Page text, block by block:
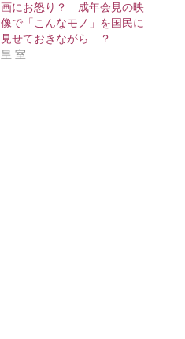
画にお怒り？ 成年会見の映
像で「こんなモノ」を国民に
見せておきながら…？
皇 室